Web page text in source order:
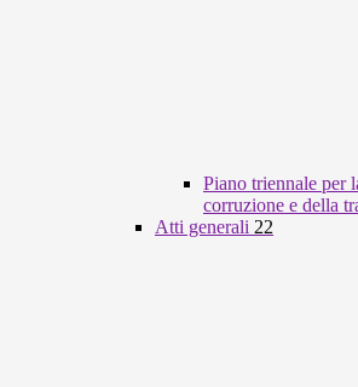
Piano triennale per
corruzione e della
Atti generali 22